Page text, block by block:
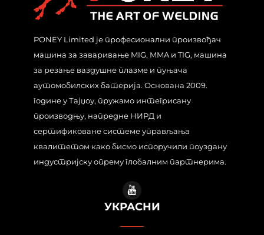
PONEY Limited је професионални произвођач
машина за заваривање MIG, MMA и TIG, машина
за резање ваздушне плазме и пуњача
аутомобилских батерија. Основана 2009.
године у Тајџоу, пружамо интегрисану
производњу, напредне НИРД и
сертификоване системе управљања
квалитетом како бисмо испоручили поуздану
индустријску опрему глобалним партнерима.
УКРАСНИ